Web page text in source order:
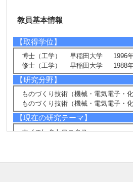
教員基本情報
【取得学位】
博士（工学） 早稲田大学 1996年
修士（工学） 早稲田大学 1988年
【研究分野】
ものづくり技術（機械・電気電子・
ものづくり技術（機械・電気電子・
【現在の研究テーマ】
ナノエレクトロニクス